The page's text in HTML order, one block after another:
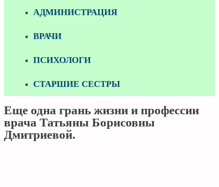
АДМИНИСТРАЦИЯ
ВРАЧИ
ПСИХОЛОГИ
СТАРШИЕ СЕСТРЫ
Еще одна грань жизни и профессии
врача Татьяны Борисовны
Дмитриевой.